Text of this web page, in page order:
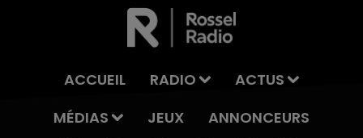
ACCUEIL RADIO
ACTUS
MÉDIAS
JEUX ANNONCEURS